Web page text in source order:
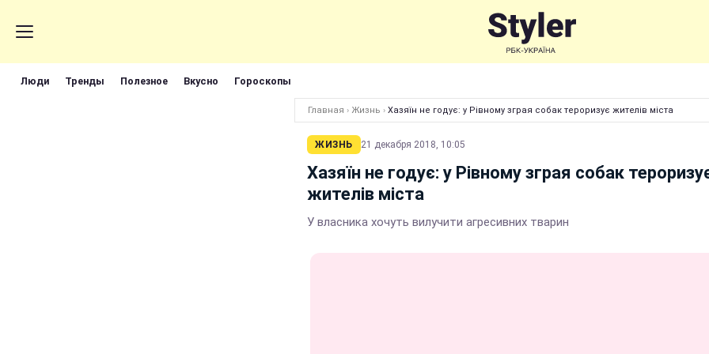
Люди Тренды Полезное Вкусно Гороскопы
Главная › Жизнь › Хазяїн не годує: у Рівному зграя собак тероризує жителів міста
ЖИЗНЬ 21 декабря 2018, 10:05
Хазяїн не годує: у Рівному зграя собак
жителів міста
У власника хочуть вилучити агресивних тварин